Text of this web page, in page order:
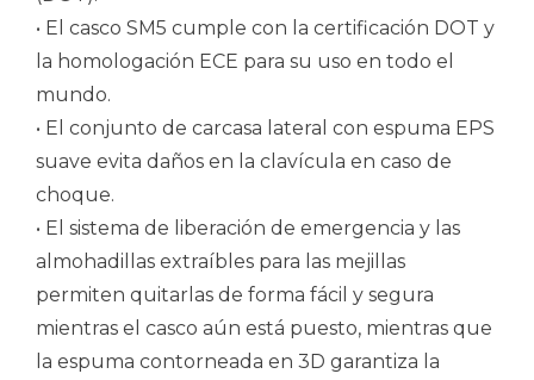
• El casco SM5 cumple con la certificación DOT y
la homologación ECE para su uso en todo el
mundo.
• El conjunto de carcasa lateral con espuma EPS
suave evita daños en la clavícula en caso de
choque.
• El sistema de liberación de emergencia y las
almohadillas extraíbles para las mejillas
permiten quitarlas de forma fácil y segura
mientras el casco aún está puesto, mientras que
la espuma contorneada en 3D garantiza la